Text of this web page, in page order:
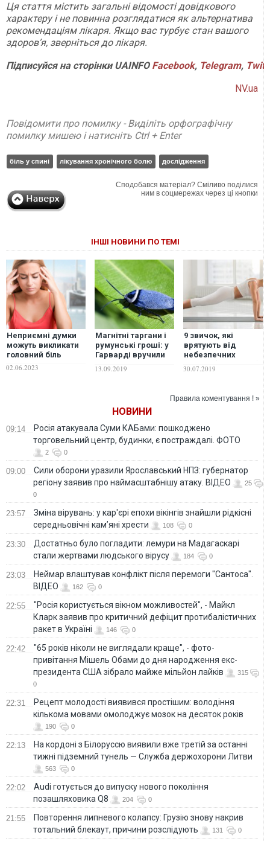
Ця стаття містить загальні відомості довідкового
характеру і не повинна розглядатися як альтернатива
рекомендаціям лікаря. Якщо вас турбує стан вашого
здоров’я, зверніться до лікаря.
Підписуйся на сторінки UAINFO Facebook, Telegram,
NV.ua
Повідомити про помилку - Виділіть орфографічну
помилку мишею і натисніть Ctrl + Enter
біль у спині лікування хронічного болю дослідження
Сподобався матеріал? Сміливо поділися
ним в соцмережах через ці кнопки
ІНШІ НОВИНИ ПО ТЕМІ
Неприємні думки
можуть викликати
головний біль
02.06.2023
Магнітні таргани і
румунські гроші: у
Гарварді вручили
премію
13.09.2019
9 звичок, які
врятують від
небезпечних
30.07.2019
Правила коментування ! »
НОВИНИ
09:14
Росія атакувала Суми КАБами: пошкоджено
торговельний центр, будинки, є постраждалі. ФОТО
2 0
09:00
Сили оборони уразили Ярославський НПЗ: губернатор
регіону заявив про наймасштабнішу атаку. ВІДЕО
25
0
23:57
Зміна вірувань: у кар'єрі епохи вікінгів знайшли рідкісні
середньовічні кам’яні хрести
108 0
23:30
Достатньо було погладити: лемури на Мадагаскарі
стали жертвами людського вірусу
184 0
23:03
Неймар влаштував конфлікт після перемоги "Сантоса".
ВІДЕО
162 0
22:55
"Росія користується вікном можливостей", - Майкл
Кларк заявив про критичний дефіцит протибалістичних
ракет в Україні
146 0
22:42
"65 років ніколи не виглядали краще", - фото-
привітання Мішель Обами до дня народження екс-
президента США зібрало майже мільйон лайків
315
0
22:31
Рецепт молодості виявився простішим: володіння
кількома мовами омолоджує мозок на десяток років
190 0
22:13
На кордоні з Білоруссю виявили вже третій за останні
тижні підземний тунель — Служба держохорони Литви
563 0
22:02
Audi готується до випуску нового покоління
позашляховика Q8
204 0
21:55
Повторення липневого колапсу: Грузію знову накрив
тотальний блекаут, причини розслідують
131 0